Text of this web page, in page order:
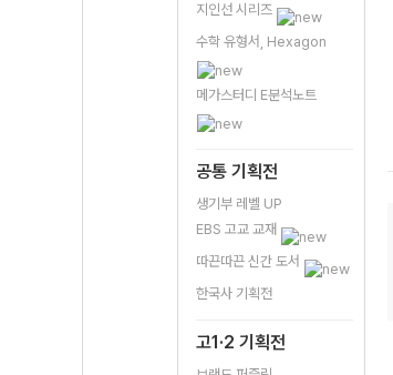
지인선 시리즈
수학 유형서, Hexagon
메가스터디 E분석노트
공통 기획전
생기부 레벨 UP
EBS 고교 교재
따끈따끈 신간 도서
한국사 기획전
고1·2 기획전